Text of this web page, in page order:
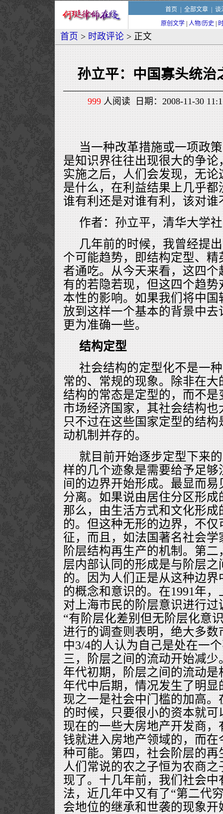
首页 全部文章| 谈
原创文学 人物/历史
首页 > 时政评论 > 正文
孙立平：中国寡头统治
999人阅读 日期：2008-11-30
当一种改革措施或一项政
是知识界往往出现很大的争
实施之后，人们会发现，无
是什么，在利益结果上几乎
谁有利还是对谁有利，该对
作者：孙立平，清华大学
几年前的时候，我曾经提
个可能趋势，即结构定型、
者通吃。从今天来看，这四
有的若隐若现，但这四个趋
本性的影响。如果我们将中
放到这样一个基本的背景中
更为准确一些。
结构定型
社会结构的定型化不是一
常的、常规的现象。除非在
结构的常态是定型的，而不
市场经济国家，其社会结构
只不过在这些国家定型的结
动机制并存的。
就目前开始逐步定型下来
样的几个迹象是需要给予足
间的边界开始形成。最显而
分离。如果说由居住分区形
那么，由生活方式和文化形
的。但这种无形的边界，不
征，而且，如法国著名社会
阶层结构再生产的机制。第
层内部认同的形成是与阶层
的。因为人们正是从这种边界
的概念和意识的。在1991年
对上海市民的阶层意识进行
“有阶层化差别但无阶层化意
进行的调查则表明，绝大多
中3/4的人认为自己是处在一
三，阶层之间的流动开始减少
年代初期，阶层之间的流动
年代中后期，情况发生了明
现之一是社会中门槛的加高。
的时候，只要很小的资本就
现在的一些大房地产开发商
钱就进入房地产领域的，而
种可能。第四，社会阶层的
人们常说的农之子恒为农商
现了。十几年前，我们社会中
法，近几年中又有了“第二代
会地位的继承和世袭的现象开